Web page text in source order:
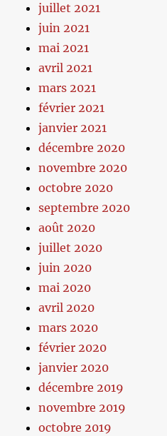
juillet 2021
juin 2021
mai 2021
avril 2021
mars 2021
février 2021
janvier 2021
décembre 2020
novembre 2020
octobre 2020
septembre 2020
août 2020
juillet 2020
juin 2020
mai 2020
avril 2020
mars 2020
février 2020
janvier 2020
décembre 2019
novembre 2019
octobre 2019